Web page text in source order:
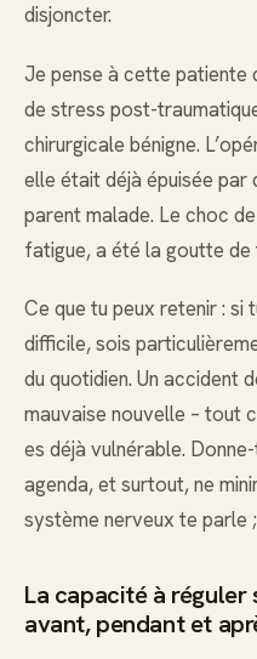
disjoncter.
Je pense à cette patiente
de stress post-
chirurgicale bénigne.
elle était déjà épuisée par
parent malade. Le choc
fatigue, a été la goutte de
Ce que tu peux retenir : si
difficile, sois
du quotidien. Un accident
mauvaise nouvelle – tout
es déjà vulnérable.
agenda, et surtout, ne
système nerveux te parle
La capacité à
avant, pendant et